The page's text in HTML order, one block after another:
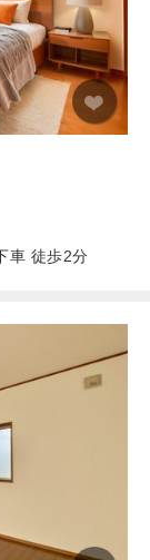
車 徒歩2分